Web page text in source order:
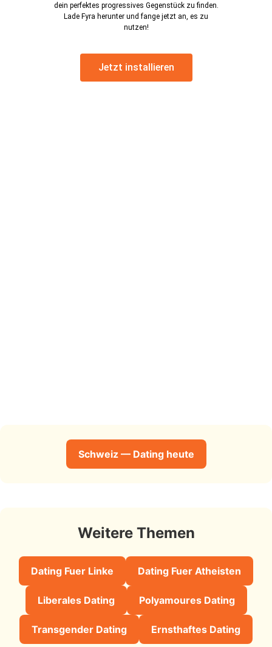
dein perfektes progressives Gegenstück zu finden.
Lade Fyra herunter und fange jetzt an, es zu
nutzen!
Jetzt installieren
Schweiz — Dating heute
Weitere Themen
Dating Fuer Linke Dating Fuer Atheisten
Liberales Dating Polyamoures Dating
Transgender Dating Ernsthaftes Dating